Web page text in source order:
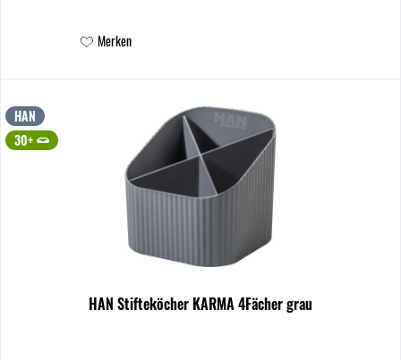
Merken
HAN
30+
HAN Stifteköcher KARMA 4Fächer grau